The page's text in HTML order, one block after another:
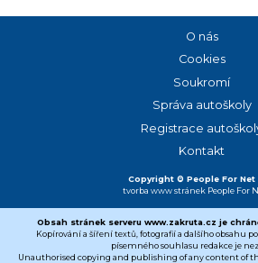
Copyright © People For Net
tvorba www stránek People For
O nás
Cookies
Soukromí
Správa autoškoly
Registrace
Kontakt
Obsah stránek serveru www.zakruta.cz je
Kopírování a šíření textů, fotografií a dalšího obsahu
písemného souhlasu redakce je
Unauthorised copying and publishing of any content of